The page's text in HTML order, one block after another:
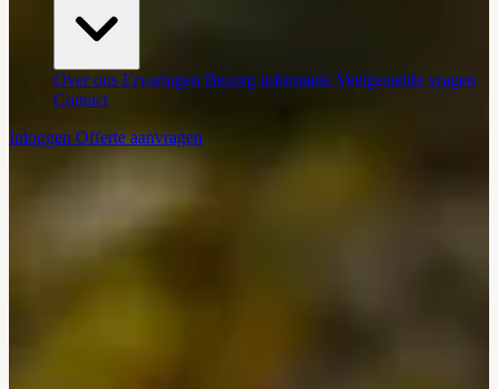
Over ons Ervaringen Bezorg informatie Veelgestelde vragen
Contact
Inloggen Offerte aanvragen